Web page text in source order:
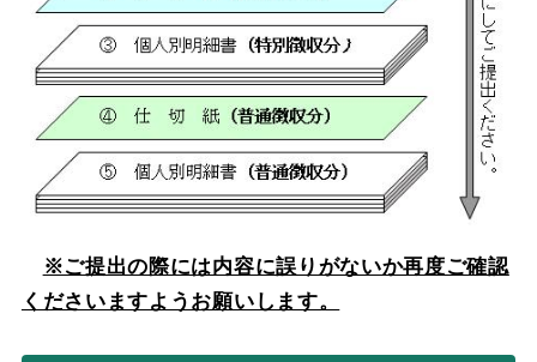
※ご提出の際には内容に誤りがないか再度ご確認
くださいますようお願いします。